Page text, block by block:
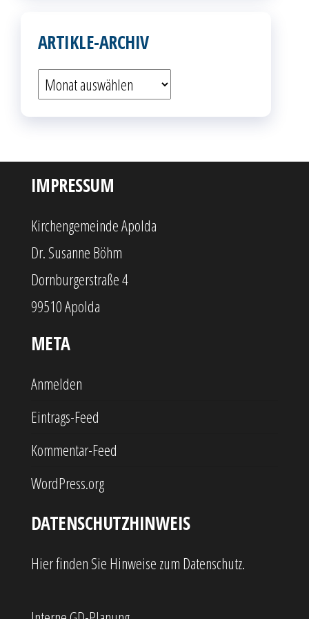
ARTIKLE-ARCHIV
Artikle-
IMPRESSUM
Kirchengemeinde Apolda
Dr. Susanne Böhm
Dornburgerstraße 4
99510 Apolda
META
Anmelden
Eintrags-Feed
Kommentar-Feed
WordPress.org
DATENSCHUTZHINWEIS
Hier finden Sie Hinweise zum Datenschutz.